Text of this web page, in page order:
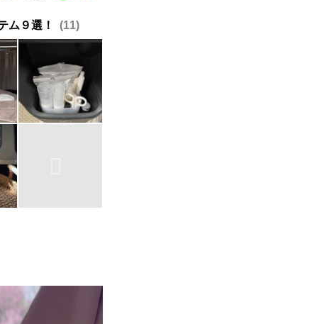
ム９選！ 11